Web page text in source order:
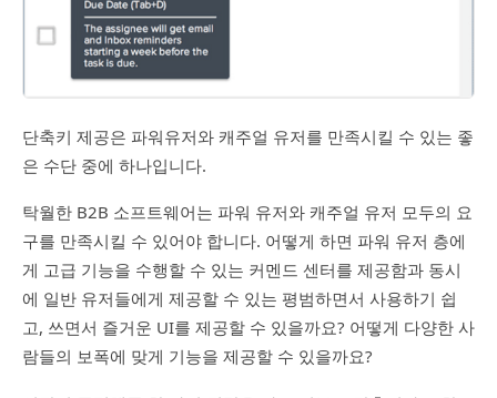
단축키 제공은 파워유저와 캐주얼 유저를 만족시킬 수 있는 좋
은 수단 중에 하나입니다.
탁월한 B2B 소프트웨어는 파워 유저와 캐주얼 유저 모두의 요
구를 만족시킬 수 있어야 합니다. 어떻게 하면 파워 유저 층에
게 고급 기능을 수행할 수 있는 커멘드 센터를 제공함과 동시
에 일반 유저들에게 제공할 수 있는 평범하면서 사용하기 쉽
고, 쓰면서 즐거운 UI를 제공할 수 있을까요? 어떻게 다양한 사
람들의 보폭에 맞게 기능을 제공할 수 있을까요?